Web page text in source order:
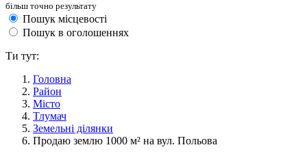
більш точно результату
Пошук місцевості
Пошук в оголошеннях
Ти тут:
Головна
Район
Місто
Тлумач
Земельні ділянки
Продаю землю 1000 м² на вул. Польова